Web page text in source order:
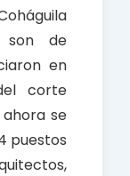
son de
en
corte
se
puestos